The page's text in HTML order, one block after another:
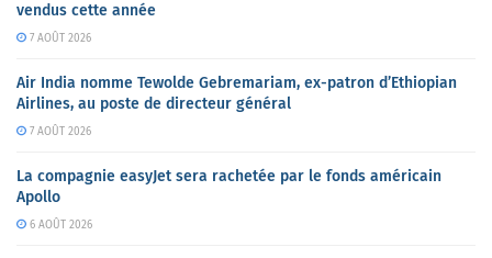
vendus cette année
7 AOÛT 2026
Air India nomme Tewolde Gebremariam, ex-patron d’Ethiopian
Airlines, au poste de directeur général
7 AOÛT 2026
La compagnie easyJet sera rachetée par le fonds américain
Apollo
6 AOÛT 2026